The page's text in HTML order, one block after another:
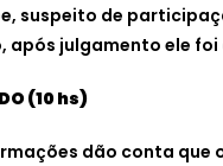
suspeito de
após julgamento ele
(10 hs)
dão conta